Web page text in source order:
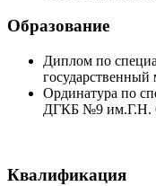
Образование
Диплом по
государственный
Ординатура по
ДГКБ №9 им.Г.Н.
Квалификация